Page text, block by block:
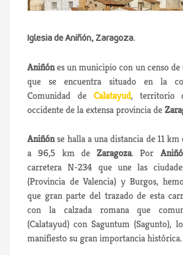
Iglesia de Aniñón, Zaragoza.
Aniñónes un municipio con un censo de
que se encuentra situado en la
Comunidad de Calatayud, territorio
occidente de la extensa provincia de
Aniñónse halla a una distancia de 11 km
a 96,5 km de Zaragoza. Por
carretera N-234 que une las
(Provincia de Valencia) y Burgos,
que gran parte del trazado de esta
con la calzada romana que
(Calatayud) con Saguntum (Sagunto),
manifiesto su gran importancia histórica.